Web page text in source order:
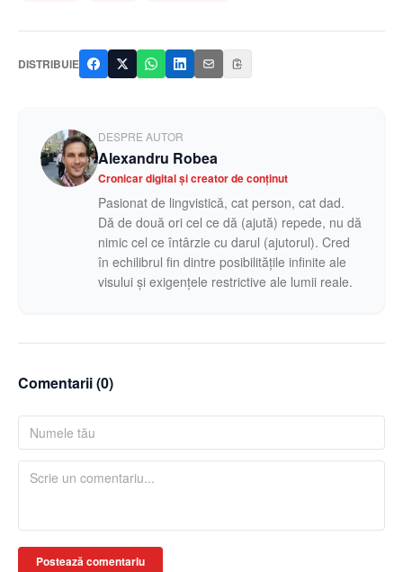
DISTRIBUIE
DESPRE AUTOR
Alexandru Robea
Cronicar digital și creator de conținut
Pasionat de lingvistică, cat person, cat dad.
Dă de două ori cel ce dă (ajută) repede, nu dă
nimic cel ce întârzie cu darul (ajutorul). Cred
în echilibrul fin dintre posibilitățile infinite ale
visului și exigențele restrictive ale lumii reale.
Comentarii (0)
Postează comentariu